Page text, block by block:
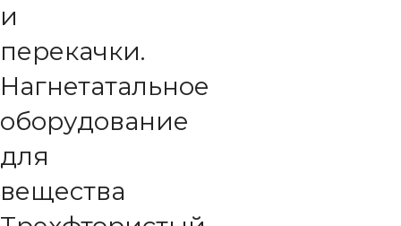
и
перекачки.
Нагнетатальное
оборудование
для
вещества